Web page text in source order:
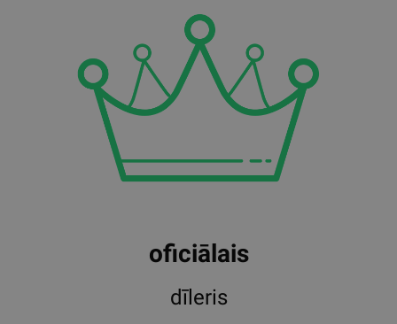
oficiālais
dīleris